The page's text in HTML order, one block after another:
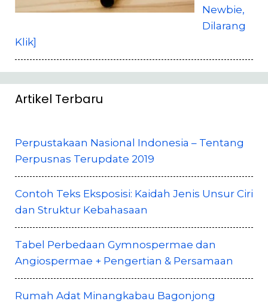
Newbie,
Dilarang
Klik]
Artikel Terbaru
Perpustakaan Nasional Indonesia – Tentang
Perpusnas Terupdate 2019
Contoh Teks Eksposisi: Kaidah Jenis Unsur Ciri
dan Struktur Kebahasaan
Tabel Perbedaan Gymnospermae dan
Angiospermae + Pengertian & Persamaan
Rumah Adat Minangkabau Bagonjong